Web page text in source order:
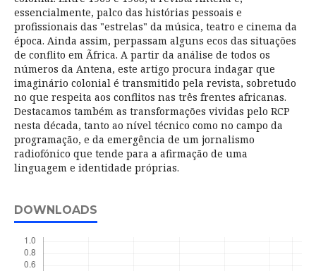
essencialmente, palco das histórias pessoais e
profissionais das "estrelas" da música, teatro e cinema da
época. Ainda assim, perpassam alguns ecos das situações
de conflito em Ãfrica. A partir da análise de todos os
números da Antena, este artigo procura indagar que
imaginário colonial é transmitido pela revista, sobretudo
no que respeita aos conflitos nas três frentes africanas.
Destacamos também as transformações vividas pelo RCP
nesta década, tanto ao nível técnico como no campo da
programação, e da emergência de um jornalismo
radiofónico que tende para a afirmação de uma
linguagem e identidade próprias.
DOWNLOADS